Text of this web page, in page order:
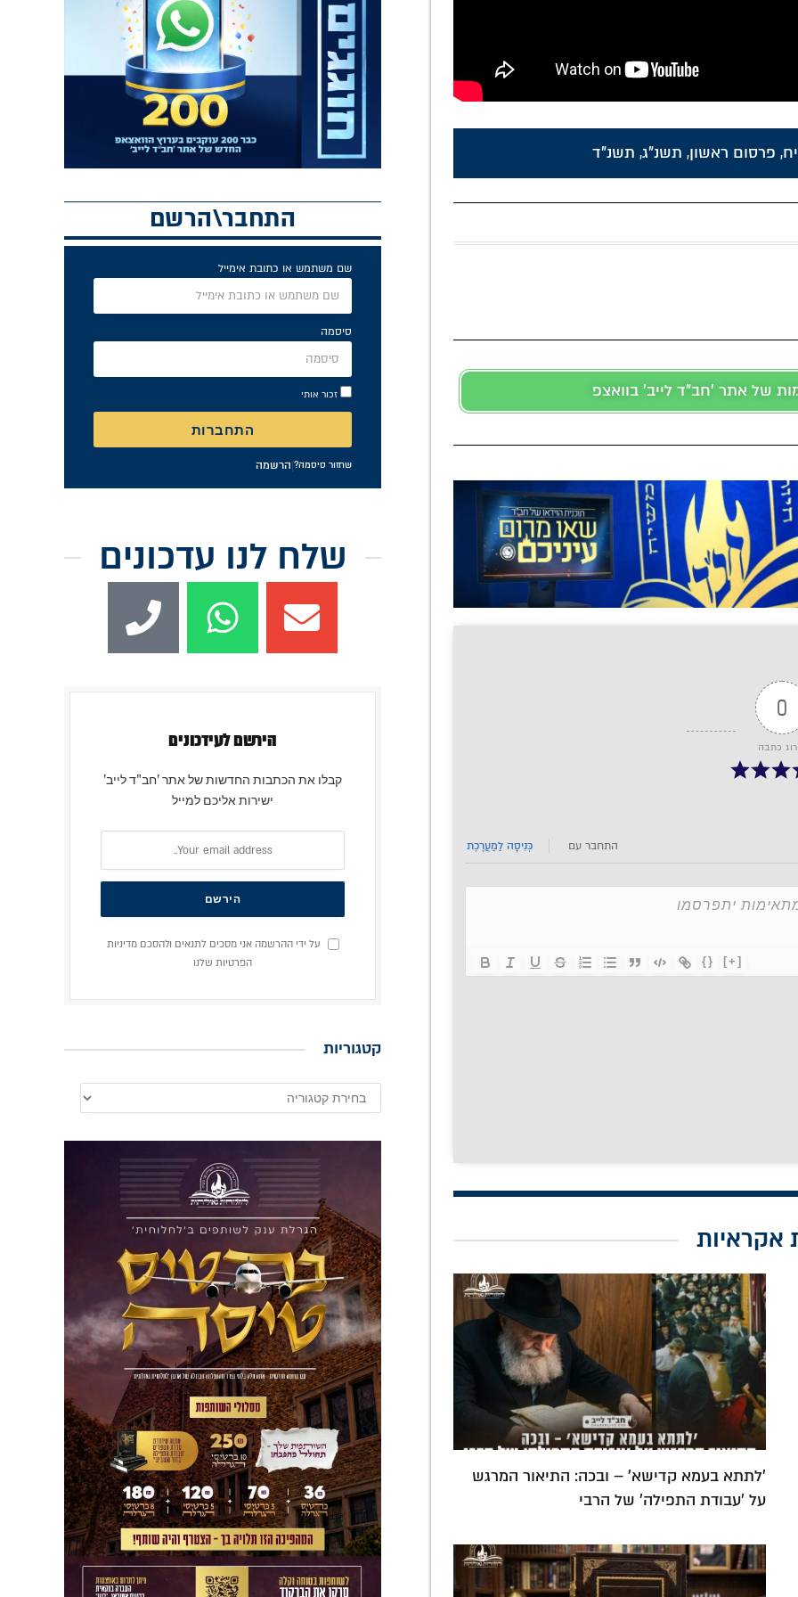
, פרסום ראשון, תשנ"ג, תשנ"ד
של אתר 'חב"ד לייב' בוואצפ
0
כתבה
התחבר עם כְּנִיסָה לַמַעֲרֶכֶת
{} [+]
אקראיות
'לתתא בעמא קדישא' – ובכה: התיאור המרגש
על 'עבודת התפילה' של הרבי
התחבר\הרשם
שם משתמש או כתובת אימייל
סיסמה
זכור אותי
התחברות
שחזור סיסמה?|הרשמה
שלח לנו עדכונים
הירשם לעידכונים
קבלו את הכתבות החדשות של אתר 'חב"ד לייב'
ישירות אליכם למייל
על ידי ההרשמה אני מסכים לתנאים ולהסכם מדיניות
הפרטיות שלנו
קטגוריות